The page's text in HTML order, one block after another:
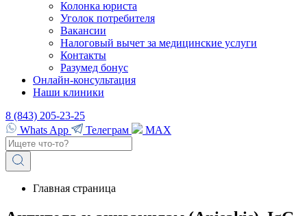
Колонка юриста
Уголок потребителя
Вакансии
Налоговый вычет за медицинские услуги
Контакты
Разумед бонус
Онлайн-консультация
Наши клиники
8 (843) 205-23-25
Whats App
Телеграм MAX
Главная страница